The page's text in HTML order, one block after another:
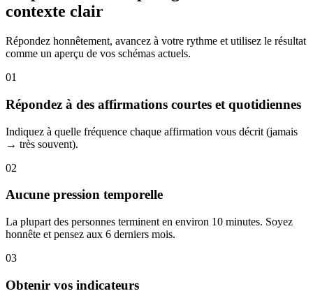
contexte clair
Répondez honnêtement, avancez à votre rythme et utilisez le résultat
comme un aperçu de vos schémas actuels.
01
Répondez à des affirmations courtes et quotidiennes
Indiquez à quelle fréquence chaque affirmation vous décrit (jamais
→ très souvent).
02
Aucune pression temporelle
La plupart des personnes terminent en environ 10 minutes. Soyez
honnête et pensez aux 6 derniers mois.
03
Obtenir vos indicateurs